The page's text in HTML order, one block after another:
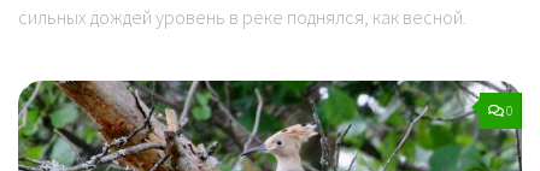
сильных дождей уровень в реке поднялся, как весной.
0